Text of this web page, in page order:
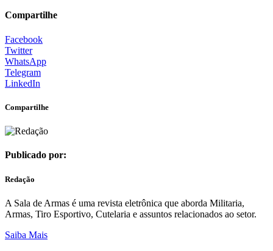
Compartilhe
Facebook
Twitter
WhatsApp
Telegram
LinkedIn
Compartilhe
Publicado por:
Redação
A Sala de Armas é uma revista eletrônica que aborda Militaria,
Armas, Tiro Esportivo, Cutelaria e assuntos relacionados ao setor.
Saiba Mais